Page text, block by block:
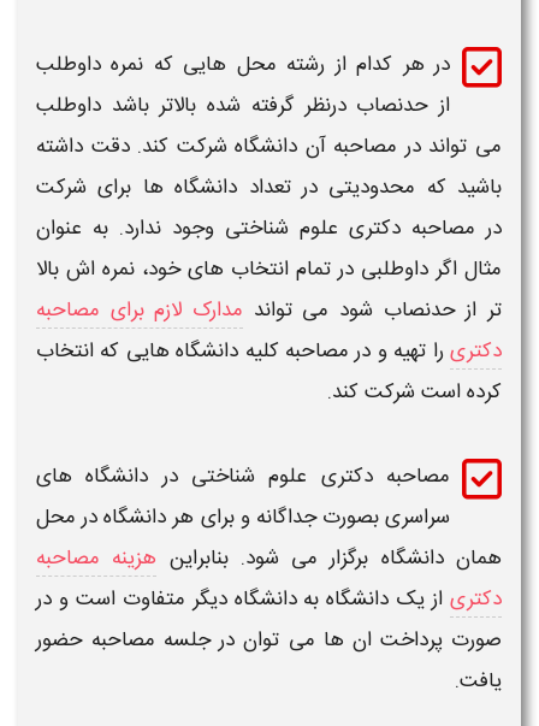
در هر کدام از رشته محل هایی که نمره داوطلب
از حدنصاب درنظر گرفته شده بالاتر باشد داوطلب
می تواند در مصاحبهآن دانشگاه شرکت کند. دقت داشته
باشید که محدودیتی در تعداد دانشگاه ها برای شرکت
در مصاحبه دکتری علوم شناختی وجود ندارد. به عنوان
مثال اگر داوطلبی در تمام انتخاب های خود، نمره اش بالا
تر ازحدنصاب شود می تواند مدارک لازم برای مصاحبه
دکتریرا تهیه و درمصاحبه کلیه دانشگاه هایی که انتخاب
کرده است شرکت کند.
مصاحبه دکتری علوم شناختیدر دانشگاه های
سراسریبصورت جداگانه و برای هردانشگاهدر محل
هماندانشگاه برگزار می شود. بنابراین هزینه مصاحبه
دکتریاز یک دانشگاه بهدانشگاهدیگر متفاوت است و در
صورت پرداخت ان ها می توان در جلسه مصاحبه حضور
یافت.